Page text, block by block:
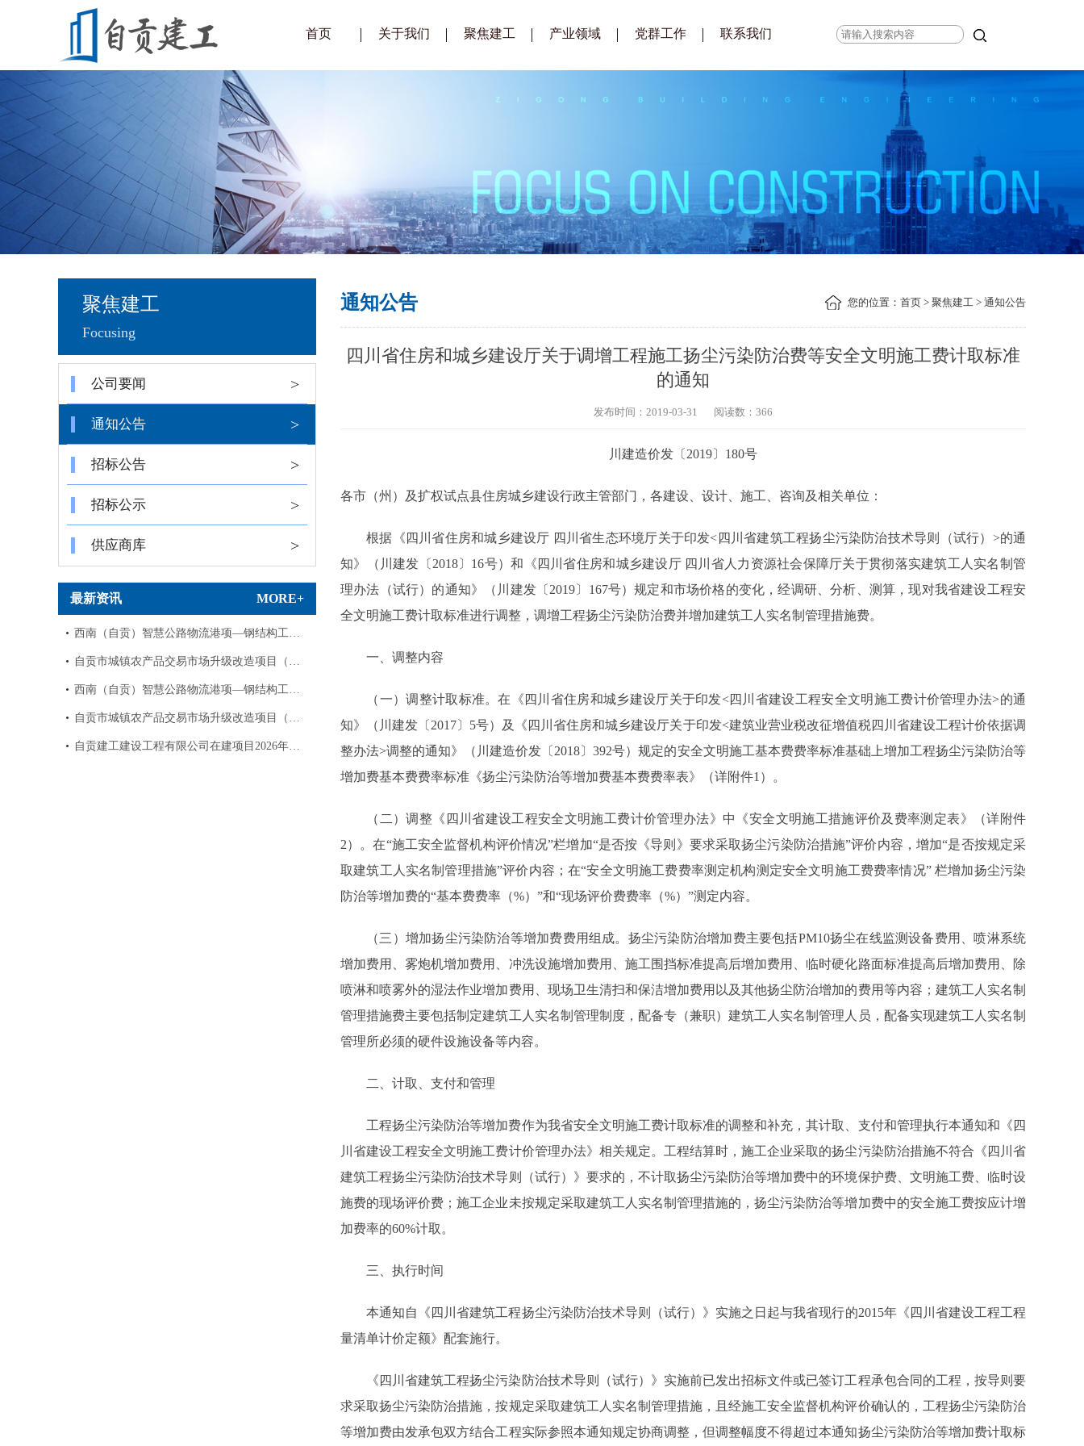
首页 关于我们
组织架构
企业荣誉
公司视频
聚焦建工
招标公示
供应商库
产业领域
房地产开发
党群工作 联系我们
聚焦建工
Focusing
公司要闻 >
通知公告 >
招标公告 >
招标公示 >
供应商库 >
最新资讯 MORE+
西南（自贡）智慧公路物流港项—钢结构工…
自贡市城镇农产品交易市场升级改造项目（…
西南（自贡）智慧公路物流港项—钢结构工…
自贡市城镇农产品交易市场升级改造项目（…
自贡建工建设工程有限公司在建项目2026年…
通知公告 您的位置： 首页 > 聚焦建工 > 通知公告
四川省住房和城乡建设厅关于调增工程施工扬尘污染防治费等安全文明施工费计取标准
的通知
发布时间：2019-03-31 阅读数： 366
川建造价发〔 2019〕 180号
各市（州）及扩权试点县住房城乡建设行政主管部门，各建设、设计、施工、咨询及相关单位：
根据《四川省住房和城乡建设厅 四川省生态环境厅关于印发< 四川省建筑工程扬尘污染防治技术导则（试行） >的通
知》（川建发〔 2018〕 16号）和《四川省住房和城乡建设厅 四川省人力资源社会保障厅关于贯彻落实建筑工人实名制管
理办法（试行）的通知》（川建发〔 2019〕 167号）规定和市场价格的变化，经调研、分析、测算，现对我省建设工程安
全文明施工费计取标准进行调整，调增工程扬尘污染防治费并增加建筑工人实名制管理措施费。
一、调整内容
（一）调整计取标准。在《四川省住房和城乡建设厅关于印发<四川省建设工程安全文明施工费计价管理办法>的通
知》（川建发〔 2017〕 5号）及《四川省住房和城乡建设厅关于印发<建筑业营业税改征增值税四川省建设工程计价依据调
整办法>调整的通知》（川建造价发〔 2018〕392号）规定的安全文明施工基本费费率标准基础上增加工程扬尘污染防治等
增加费基本费费率标准《扬尘污染防治等增加费基本费费率表》（详附件1 ）。
（二）调整《四川省建设工程安全文明施工费计价管理办法》中《安全文明施工措施评价及费率测定表》（详附件
2）。在“施工安全监督机构评价情况”栏增加“是否按《导则》要求采取扬尘污染防治措施”评价内容，增加“是否按规定采
取建筑工人实名制管理措施”评价内容；在“安全文明施工费费率测定机构测定安全文明施工费费率情况”栏增加扬尘污染
防治等增加费的“基本费费率（%） ”和“现场评价费费率（%） ”测定内容。
（三）增加扬尘污染防治等增加费费用组成。扬尘污染防治增加费主要包括PM10扬尘在线监测设备费用、喷淋系统
增加费用、雾炮机增加费用、冲洗设施增加费用、施工围挡标准提高后增加费用、临时硬化路面标准提高后增加费用、除
喷淋和喷雾外的湿法作业增加费用、现场卫生清扫和保洁增加费用以及其他扬尘防治增加的费用等内容；建筑工人实名制
管理措施费主要包括制定建筑工人实名制管理制度，配备专（兼职）建筑工人实名制管理人员，配备实现建筑工人实名制
管理所必须的硬件设施设备等内容。
二、计取、支付和管理
工程扬尘污染防治等增加费作为我省安全文明施工费计取标准的调整和补充，其计取、支付和管理执行本通知和《四
川省建设工程安全文明施工费计价管理办法》相关规定。工程结算时，施工企业采取的扬尘污染防治措施不符合《四川省
建筑工程扬尘污染防治技术导则（试行）》要求的，不计取扬尘污染防治等增加费中的环境保护费、文明施工费、临时设
施费的现场评价费；施工企业未按规定采取建筑工人实名制管理措施的，扬尘污染防治等增加费中的安全施工费按应计增
加费率的60%计取。
三、执行时间
本通知自《四川省建筑工程扬尘污染防治技术导则（试行）》实施之日起与我省现行的2015年《四川省建设工程工程
量清单计价定额》配套施行。
《四川省建筑工程扬尘污染防治技术导则（试行）》实施前已发出招标文件或已签订工程承包合同的工程，按导则要
求采取扬尘污染防治措施，按规定采取建筑工人实名制管理措施，且经施工安全监督机构评价确认的，工程扬尘污染防治
等增加费由发承包双方结合工程实际参照本通知规定协商调整，但调整幅度不得超过本通知扬尘污染防治等增加费计取标